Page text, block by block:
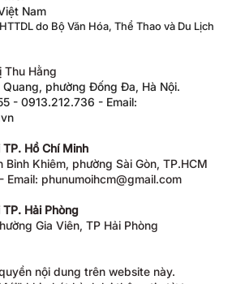
Nam
do Bộ Văn Hóa, Thể Thao và Du Lịch
Thu Hằng
phường Đống Đa, Hà Nội.
- 0913.212.736 - Email:
Hồ Chí Minh
Bỉnh Khiêm, phường Sài Gòn, TP.HCM
Email: phunumoihcm@gmail.com
Hải Phòng
Gia Viên, TP Hải Phòng
nội dung trên website này.